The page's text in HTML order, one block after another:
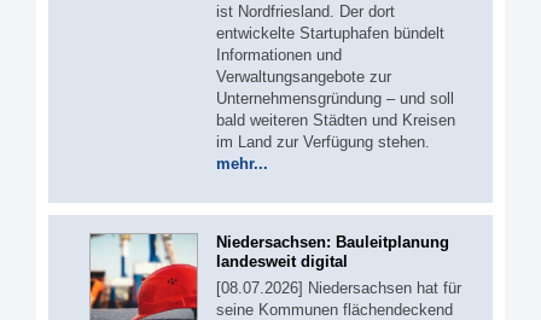
ist Nordfriesland. Der dort
entwickelte Startuphafen bündelt
Informationen und
Verwaltungsangebote zur
Unternehmensgründung – und soll
bald weiteren Städten und Kreisen
im Land zur Verfügung stehen.
mehr...
Niedersachsen: Bauleitplanung
landesweit digital
[08.07.2026] Niedersachsen hat für
seine Kommunen flächendeckend